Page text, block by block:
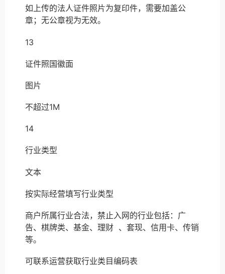
如上传的法人证件照片为复印件，需要加盖公
章；无公章视为无效。
13
证件照国徽面
图片
不超过1M
14
行业类型
文本
按实际经营填写行业类型
商户所属行业合法，禁止入网的行业包括：广
告、棋牌类、基金、理财 、套现、信用卡、传销
等。
可联系运营获取行业类目编码表